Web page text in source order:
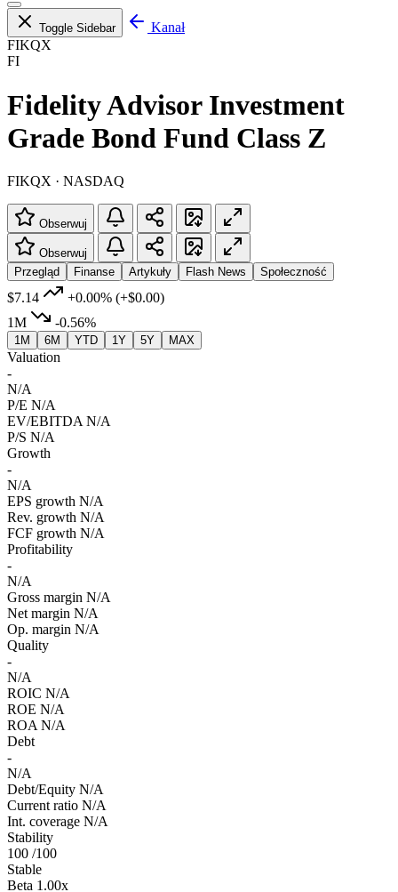
Toggle Sidebar
Kanał
FIKQX
FI
Fidelity Advisor Investment
Grade Bond Fund Class Z
FIKQX · NASDAQ
Obserwuj
Obserwuj
Przegląd
Finanse Artykuły Flash News Społeczność
$7.14 +0.00% (+$0.00)
1M
-0.56%
1M 6M YTD 1Y 5Y MAX
Valuation
-
N/A
P/E N/A
EV/EBITDA N/A
P/S N/A
Growth
-
N/A
EPS growth N/A
Rev. growth N/A
FCF growth N/A
Profitability
-
N/A
Gross margin N/A
Net margin N/A
Op. margin N/A
Quality
-
N/A
ROIC N/A
ROE N/A
ROA N/A
Debt
-
N/A
Debt/Equity N/A
Current ratio N/A
Int. coverage N/A
Stability
100 /100
Stable
Beta 1.00x